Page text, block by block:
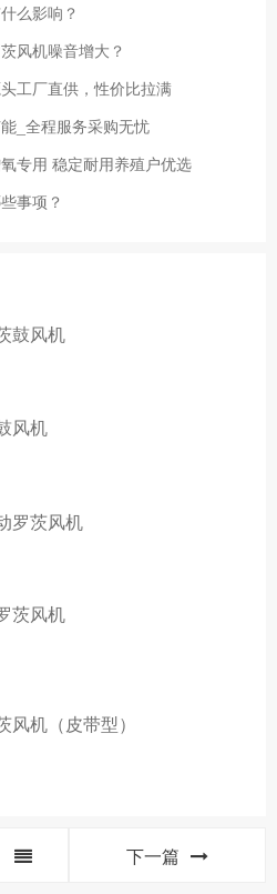
么影响？
风机噪音增大？
工厂直供，性价比拉满
_全程服务采购无忧
专用 稳定耐用养殖户优选
事项？
鼓风机
风机
罗茨风机
茨风机
风机（皮带型）
下一篇